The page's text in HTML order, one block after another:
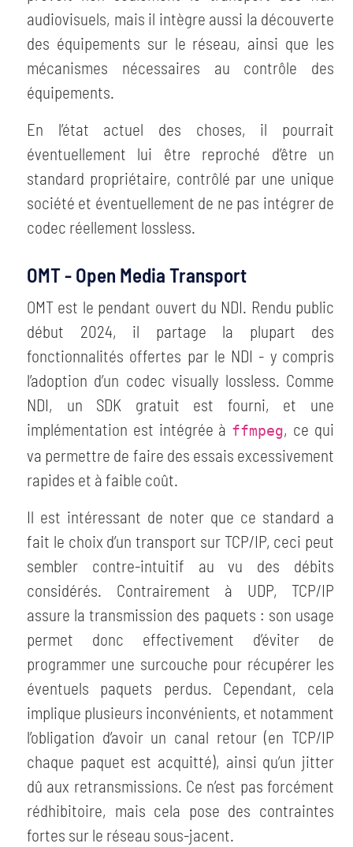
audiovisuels, mais il intègre aussi la découverte
des équipements sur le réseau, ainsi que les
mécanismes nécessaires au contrôle des
équipements.
En l’état actuel des choses, il pourrait
éventuellement lui être reproché d’être un
standard propriétaire, contrôlé par une unique
société et éventuellement de ne pas intégrer de
codec réellement lossless.
OMT - Open Media Transport
OMT est le pendant ouvert du NDI. Rendu public
début 2024, il partage la plupart des
fonctionnalités offertes par le NDI - y compris
l’adoption d’un codec visually lossless. Comme
NDI, un SDK gratuit est fourni, et une
implémentation est intégrée à ffmpeg, ce qui
va permettre de faire des essais excessivement
rapides et à faible coût.
Il est intéressant de noter que ce standard a
fait le choix d’un transport sur TCP/IP, ceci peut
sembler contre-intuitif au vu des débits
considérés. Contrairement à UDP, TCP/IP
assure la transmission des paquets : son usage
permet donc effectivement d’éviter de
programmer une surcouche pour récupérer les
éventuels paquets perdus. Cependant, cela
implique plusieurs inconvénients, et notamment
l’obligation d’avoir un canal retour (en TCP/IP
chaque paquet est acquitté), ainsi qu’un jitter
dû aux retransmissions. Ce n’est pas forcément
rédhibitoire, mais cela pose des contraintes
fortes sur le réseau sous-jacent.